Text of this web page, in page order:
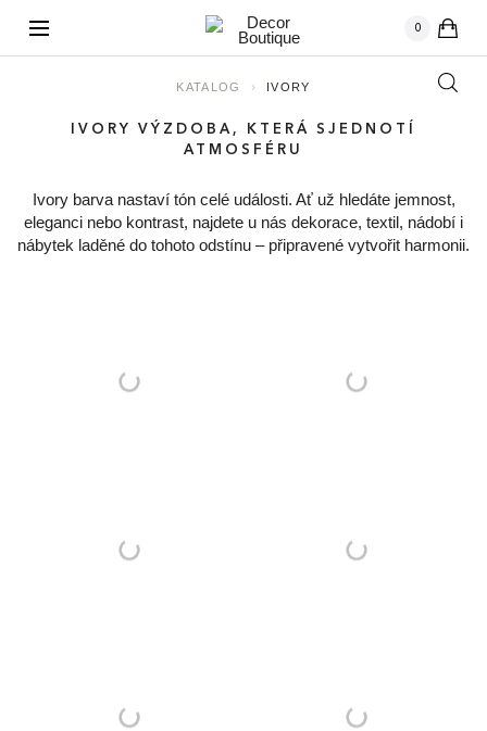
0kusů
KATALOG › IVORY
IVORY VÝZDOBA, KTERÁ SJEDNOTÍ
ATMOSFÉRU
Ivory barva nastaví tón celé události. Ať už hledáte jemnost,
eleganci nebo kontrast, najdete u nás dekorace, textil, nádobí i
nábytek laděné do tohoto odstínu – připravené vytvořit harmonii.